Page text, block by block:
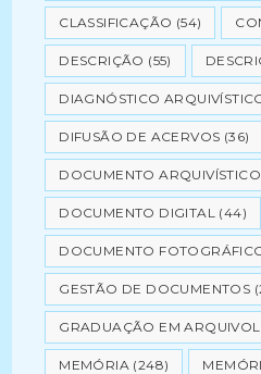
CLASSIFICAÇÃO (54)
DESCRIÇÃO (55)
DIAGNÓSTICO
DIFUSÃO DE ACERVOS (36)
DOCUMENTO ARQUIVÍSTICO
DOCUMENTO DIGITAL (44)
DOCUMENTO
GESTÃO DE DOCUMENTOS
GRADUAÇÃO EM
MEMÓRIA (248)